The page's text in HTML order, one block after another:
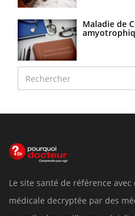
Maladie de
Le site santé de référence
médicale decryptée par des